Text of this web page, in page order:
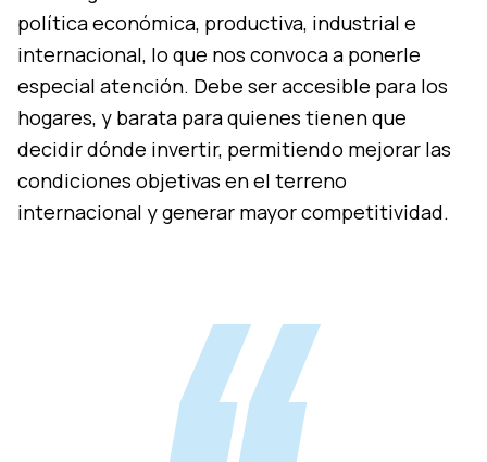
política económica, productiva, industrial e
internacional, lo que nos convoca a ponerle
especial atención. Debe ser accesible para los
hogares, y barata para quienes tienen que
decidir dónde invertir, permitiendo mejorar las
condiciones objetivas en el terreno
internacional y generar mayor competitividad.